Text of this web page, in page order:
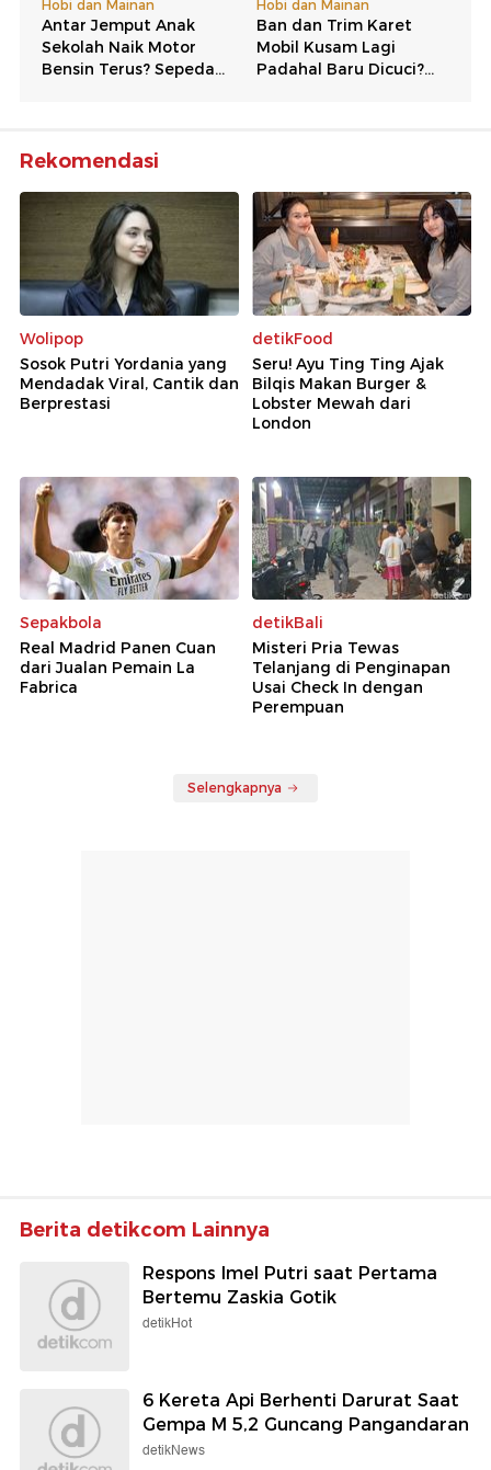
Rekomendasi
Wolipop
Sosok Putri Yordania yang
Mendadak Viral, Cantik dan
Berprestasi
detikFood
Seru! Ayu Ting Ting Ajak
Bilqis Makan Burger &
Lobster Mewah dari
London
Sepakbola
Real Madrid Panen Cuan
dari Jualan Pemain La
Fabrica
detikBali
Misteri Pria Tewas
Telanjang di Penginapan
Usai Check In dengan
Perempuan
Selengkapnya
Berita detikcom Lainnya
Respons Imel Putri saat Pertama
Bertemu Zaskia Gotik
detikHot
6 Kereta Api Berhenti Darurat Saat
Gempa M 5,2 Guncang Pangandaran
detikNews